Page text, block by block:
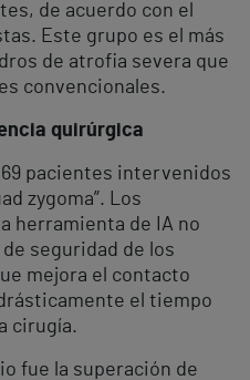
de acuerdo con el
Este grupo es el más
de atrofia severa que
convencionales.
quirúrgica
pacientes intervenidos
zygoma”. Los
herramienta de IA no
seguridad de los
mejora el contacto
el tiempo
cirugía.
fue la superación de